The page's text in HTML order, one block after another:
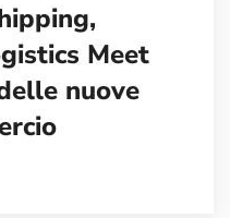
Meet
nuove